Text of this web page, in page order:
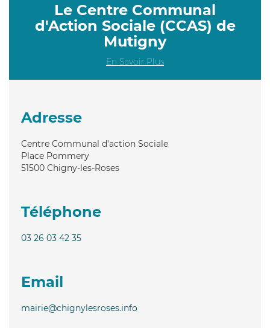
Le Centre Communal
d'Action Sociale (CCAS) de
Mutigny
En Savoir Plus
Adresse
Centre Communal d'action Sociale
Place Pommery
51500 Chigny-les-Roses
Téléphone
03 26 03 42 35
Email
mairie@chignylesroses.info